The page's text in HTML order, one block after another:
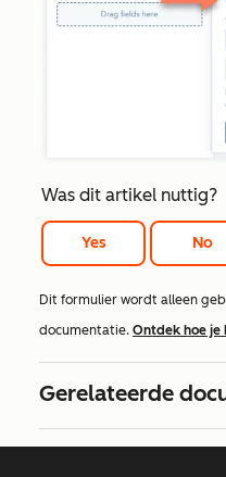
Was dit artikel nuttig?
Yes No
Dit formulier wordt alleen
documentatie. Ontdek hoe
Gerelateerde